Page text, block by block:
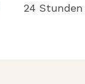
24 Stunden